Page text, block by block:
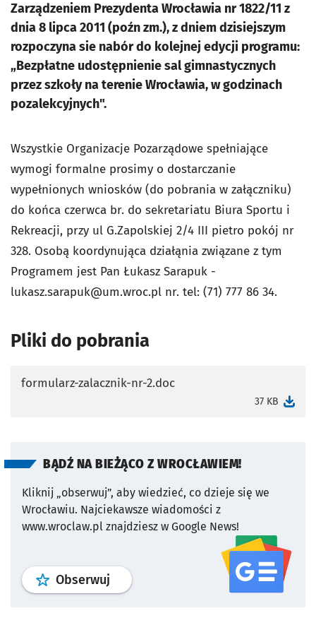
Zarządzeniem Prezydenta Wrocławia nr 1822/11 z
dnia 8 lipca 2011 (poźn zm.), z dniem dzisiejszym
rozpoczyna sie nabór do kolejnej edycji programu:
„Bezpłatne udostępnienie sal gimnastycznych
przez szkoły na terenie Wrocławia, w godzinach
pozalekcyjnych".
Wszystkie Organizacje Pozarządowe spełniające
wymogi formalne prosimy o dostarczanie
wypełnionych wniosków (do pobrania w załączniku)
do końca czerwca br. do sekretariatu Biura Sportu i
Rekreacji, przy ul G.Zapolskiej 2/4 III pietro pokój nr
328. Osobą koordynująca działąnia związane z tym
Programem jest Pan Łukasz Sarapuk -
lukasz.sarapuk@um.wroc.pl nr. tel: (71) 777 86 34.
Pliki do pobrania
formularz-zalacznik-nr-2.doc
37 KB
BĄDŹ NA BIEŻĄCO Z WROCŁAWIEM!
Kliknij „obserwuj”, aby wiedzieć, co dzieje się we
Wrocławiu. Najciekawsze wiadomości z
www.wroclaw.pl znajdziesz w Google News!
Obserwuj profil serwisu